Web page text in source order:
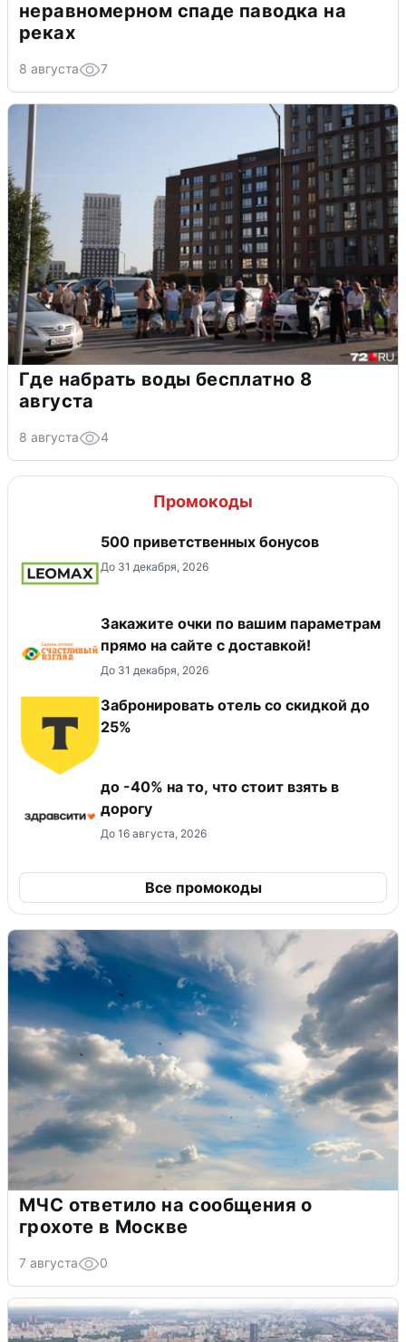
неравномерном спаде паводка на
реках
8 августа 7
Где набрать воды бесплатно 8
августа
8 августа 4
Промокоды
500 приветственных бонусов
До 31 декабря, 2026
Закажите очки по вашим параметрам
прямо на сайте с доставкой!
До 31 декабря, 2026
Забронировать отель со скидкой до
25%
до -40% на то, что стоит взять в
дорогу
До 16 августа, 2026
Все промокоды
МЧС ответило на сообщения о
грохоте в Москве
7 августа 0